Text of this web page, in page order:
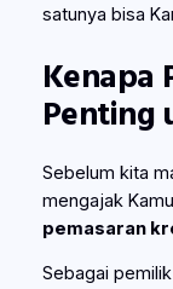
satunya bisa
Kenapa
Penting
Sebelum kita
mengajak
pemasaran
Sebagai